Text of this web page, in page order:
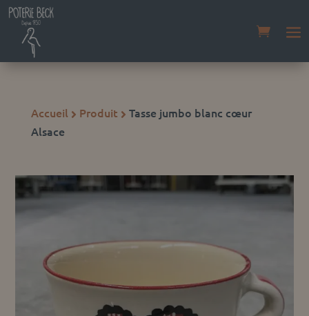
Accueil  Produit  Tasse jumbo blanc cœur
Alsace